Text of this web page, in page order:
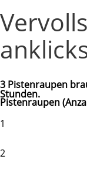
3 Pistenraupen
Stunden.
Pistenraupen
1
2